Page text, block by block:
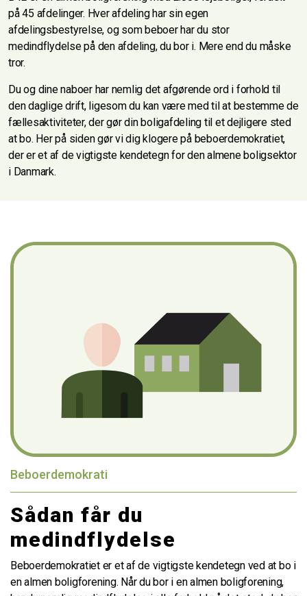
på 45 afdelinger. Hver afdeling har sin egen
afdelingsbestyrelse, og som beboer har du stor
medindflydelse på den afdeling, du bor i. Mere end du måske
tror.
Du og dine naboer har nemlig det afgørende ord i forhold til
den daglige drift, ligesom du kan være med til at bestemme de
fællesaktiviteter, der gør din boligafdeling til et dejligere sted
at bo. Her på siden gør vi dig klogere på beboerdemokratiet,
der er et af de vigtigste kendetegn for den almene boligsektor
i Danmark.
Beboerdemokrati
Sådan får du
medindflydelse
Beboerdemokratiet er et af de vigtigste kendetegn ved at bo i
en almen boligforening. Når du bor i en almen boligforening,